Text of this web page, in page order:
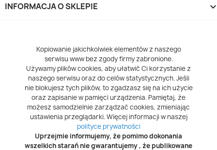
INFORMACJA O SKLEPIE
Kopiowanie jakichkolwiek elementów z naszego
serwisu www bez zgody firmy zabronione.
Używamy plików cookies, aby ułatwić Ci korzystanie z
naszego serwisu oraz do celów statystycznych. Jeśli
nie blokujesz tych plików, to zgadzasz się na ich użycie
oraz zapisanie w pamięci urządzenia. Pamiętaj, że
możesz samodzielnie zarządzać cookies, zmieniając
ustawienia przeglądarki. Więcej informacji w naszej
polityce prywatności
Uprzejmie informujemy, że pomimo dokonania
wszelkich starań nie gwarantujemy , że publikowane